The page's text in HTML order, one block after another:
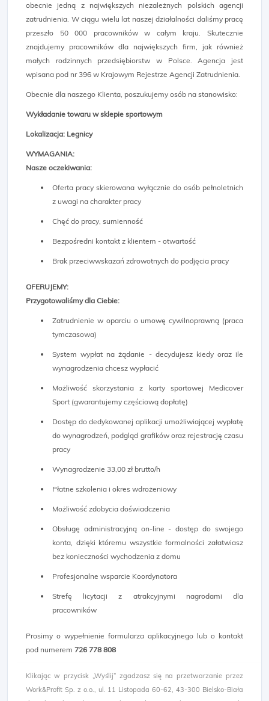
obecnie jedną z największych niezależnych polskich agencji
zatrudnienia. W ciągu wielu lat naszej działalności daliśmy pracę
przeszło 50 000 pracowników w całym kraju. Skutecznie
znajdujemy pracowników dla największych firm, jak również
małych rodzinnych przedsiębiorstw w Polsce. Agencja jest
wpisana pod nr 396 w Krajowym Rejestrze Agencji Zatrudnienia.
Obecnie dla naszego Klienta, poszukujemy osób na stanowisko:
Wykładanie towaru w sklepie sportowym
Lokalizacja: Legnicy
WYMAGANIA:
Nasze oczekiwania:
Oferta pracy skierowana wyłącznie do osób pełnoletnich
z uwagi na charakter pracy
Chęć do pracy, sumienność
Bezpośredni kontakt z klientem - otwartość
Brak przeciwwskazań zdrowotnych do podjęcia pracy
OFERUJEMY:
Przygotowaliśmy dla Ciebie:
Zatrudnienie w oparciu o umowę cywilnoprawną (praca
tymczasowa)
System wypłat na żądanie - decydujesz kiedy oraz ile
wynagrodzenia chcesz wypłacić
Możliwość skorzystania z karty sportowej Medicover
Sport (gwarantujemy częściową dopłatę)
Dostęp do dedykowanej aplikacji umożliwiającej wypłatę
do wynagrodzeń, podgląd grafików oraz rejestrację czasu
pracy
Wynagrodzenie 33,00 zł brutto/h
Płatne szkolenia i okres wdrożeniowy
Możliwość zdobycia doświadczenia
Obsługę administracyjną on-line - dostęp do swojego
konta, dzięki któremu wszystkie formalności załatwiasz
bez konieczności wychodzenia z domu
Profesjonalne wsparcie Koordynatora
Strefę licytacji z atrakcyjnymi nagrodami dla
pracowników
Prosimy o wypełnienie formularza aplikacyjnego lub o kontakt
pod numerem 726 778 808
Klikając w przycisk „Wyślij” zgadzasz się na przetwarzanie przez
Work&Profit Sp. z o.o., ul. 11 Listopada 60-62, 43-300 Bielsko-Biała